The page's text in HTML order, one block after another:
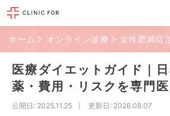
ホーム オンライン診療 女性肥満症
医療ダイエットガイド｜日
薬・費用・リスクを専門
公開日 : 2025.11.25 更新日 : 2026.08.07